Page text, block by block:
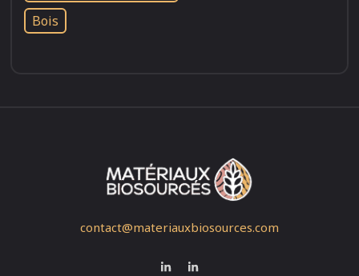
Bois
contact@materiauxbiosources.com